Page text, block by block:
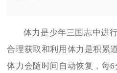
体力是少年三国志中进
合理获取和利用体力是积累
体力会随时间自动恢复，每